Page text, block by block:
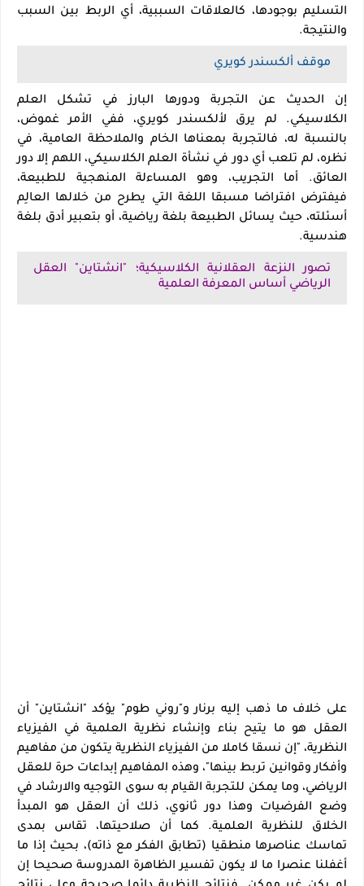
التسليم بوجودها، كالعلاقات السببية، أي الربط بين السبب
والنتيجة.
موقف ألكسندر كويري
إن الحديث عن التجربة ودورها البارز في تشكل العلم
الكلاسيكي. لم يرق لألكسندر كويري، ففي الأمر غموض،
بالنسبة له، فالتجربة بمعناها الخام والملاحظة العامية، في
نظره، لم تلعب أي دور في نشأة العلم الكلاسيكي، اللهم إلا دور
العائق. أما التجريب، وهو المساءلة المنهجية للطبيعة،
فيفترض افتراضا مسبقا اللغة التي يطرح من خلالها العالِم
أسئلته، حيث يسائل الطبيعة بلغة رياضية، أو بتعبير أدق بلغة
هندسية.
تصور النزعة العقلانية الكلاسيكية؛ "انشتاين" العقل
الرياضي أساس المعرفة العلمية
على خلاف ما ذهب إليه برنار و"روني طوم" يؤكد "انشتاين" أن
العقل هو ما يتيح بناء وإنشاء نظرية العلمية في الفيزياء
النظرية، "إن نسقا كاملا من الفيزياء النظرية يتكون من مفاهيم
وأفكار وقوانين تربط بينها"، وهذه المفاهيم إبداعات حرة للعقل
الرياضي، وما يمكن للتجربة القيام به سوى التوجيه والارشاد في
وضع الفرضيات وهذا دور ثانوي، ذلك أن العقل هو المبدأ
الخلاق للنظرية العلمية. كما أن صلاحيتها، تقاس بمدى
تماسك عناصرها منطقيا (تطابق الفكر مع ذاته)، بحيث إذا ما
أغفلنا عنصرا ما لا يكون تفسير الظاهرة المدروسة صحيحا إن